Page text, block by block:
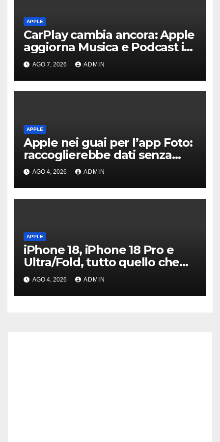
APPLE
CarPlay cambia ancora: Apple
aggiorna Musica e Podcast in
auto
AGO 7, 2026 ADMIN
APPLE
Apple nei guai per l’app Foto:
raccoglierebbe dati senza
consenso
AGO 4, 2026 ADMIN
APPLE
iPhone 18, iPhone 18 Pro e
Ultra/Fold, tutto quello che
sappiamo ad oggi
AGO 4, 2026 ADMIN